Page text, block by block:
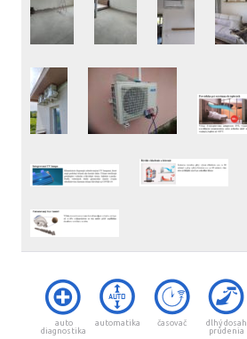
auto
diagnostika
automatika časovač
dlhý dosah
prúdenia